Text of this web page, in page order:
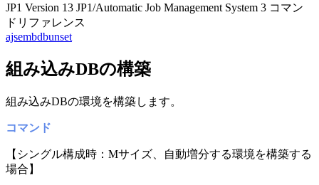
JP1 Version 13 JP1/Automatic Job Management System 3 コマン
ドリファレンス
ajsembdbunset
組み込みDBの構築
組み込みDBの環境を構築します。
コマンド
【シングル構成時：Mサイズ、自動増分する環境を構築する
場合】